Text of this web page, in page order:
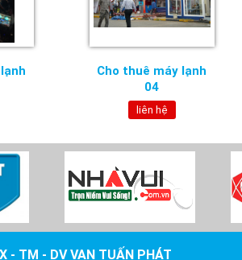
Cho thuê máy lạnh
04
liên hệ
- TM - DV VẠN TUẤN PHÁT